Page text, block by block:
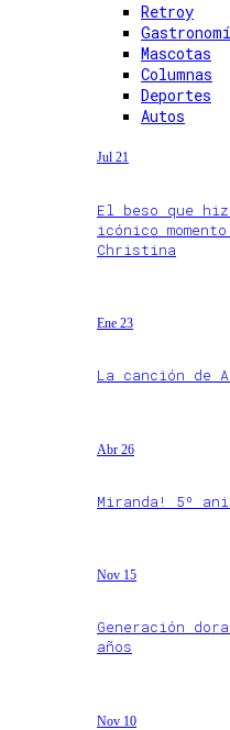
Retroy
Mascotas
Columnas
Deportes
Autos
Jul 21
El beso que
icónico
Christina
Ene 23
La canción de
Abr 26
Miranda! 5º
Nov 15
Generación
años
Nov 10